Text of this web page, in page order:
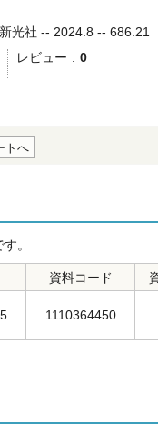
光社 -- 2024.8 -- 686.21
レビュー 0
トへ
。
資料コード
1110364450